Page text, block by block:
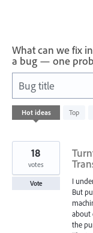
What can we fix
a bug — one
Bug title
Hot ideas Top
989
results
I
But
about
the
18
votes
Vote